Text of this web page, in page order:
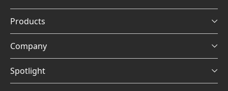
Products
Company
Spotlight